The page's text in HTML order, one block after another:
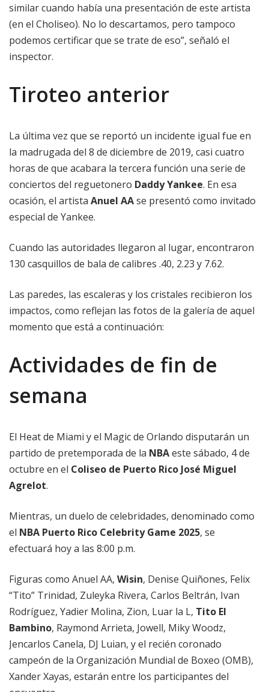
similar cuando había una presentación de este artista
(en el Choliseo). No lo descartamos, pero tampoco
podemos certificar que se trate de eso”, señaló el
inspector.
Tiroteo anterior
La última vez que se reportó un incidente igual fue en
la madrugada del 8 de diciembre de 2019, casi cuatro
horas de que acabara la tercera función una serie de
conciertos del reguetonero Daddy Yankee. En esa
ocasión, el artista Anuel AAse presentó como invitado
especial de Yankee.
Cuando las autoridades llegaron al lugar, encontraron
130 casquillos de bala de calibres .40, 2.23 y 7.62.
Las paredes, las escaleras y los cristales recibieron los
impactos, como reflejan las fotos de la galería de aquel
momento que está a continuación:
Actividades de fin de
semana
El Heat de Miami y el Magic de Orlando disputarán un
partido de pretemporada de la NBAeste sábado, 4 de
octubre en el Coliseo de Puerto Rico José Miguel
Agrelot.
Mientras, un duelo de celebridades, denominado como
el NBA Puerto Rico Celebrity Game 2025, se
efectuará hoy a las 8:00 p.m.
Figuras como Anuel AA, Wisin, Denise Quiñones, Felix
“Tito” Trinidad, Zuleyka Rivera, Carlos Beltrán, Ivan
Rodríguez, Yadier Molina, Zion, Luar la L, Tito El
Bambino, Raymond Arrieta, Jowell, Miky Woodz,
Jencarlos Canela, DJ Luian, y el recién coronado
campeón de la Organización Mundial de Boxeo (OMB),
Xander Xayas, estarán entre los participantes del